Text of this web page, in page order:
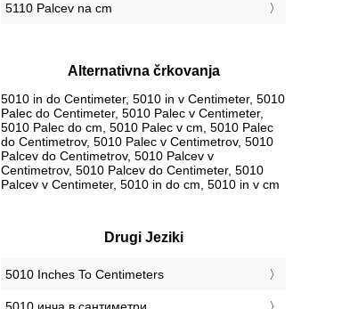
5110 Palcev na cm
Alternativna črkovanja
5010 in do Centimeter, 5010 in v Centimeter, 5010
Palec do Centimeter, 5010 Palec v Centimeter,
5010 Palec do cm, 5010 Palec v cm, 5010 Palec
do Centimetrov, 5010 Palec v Centimetrov, 5010
Palcev do Centimetrov, 5010 Palcev v
Centimetrov, 5010 Palcev do Centimeter, 5010
Palcev v Centimeter, 5010 in do cm, 5010 in v cm
Drugi Jeziki
‎5010 Inches To Centimeters